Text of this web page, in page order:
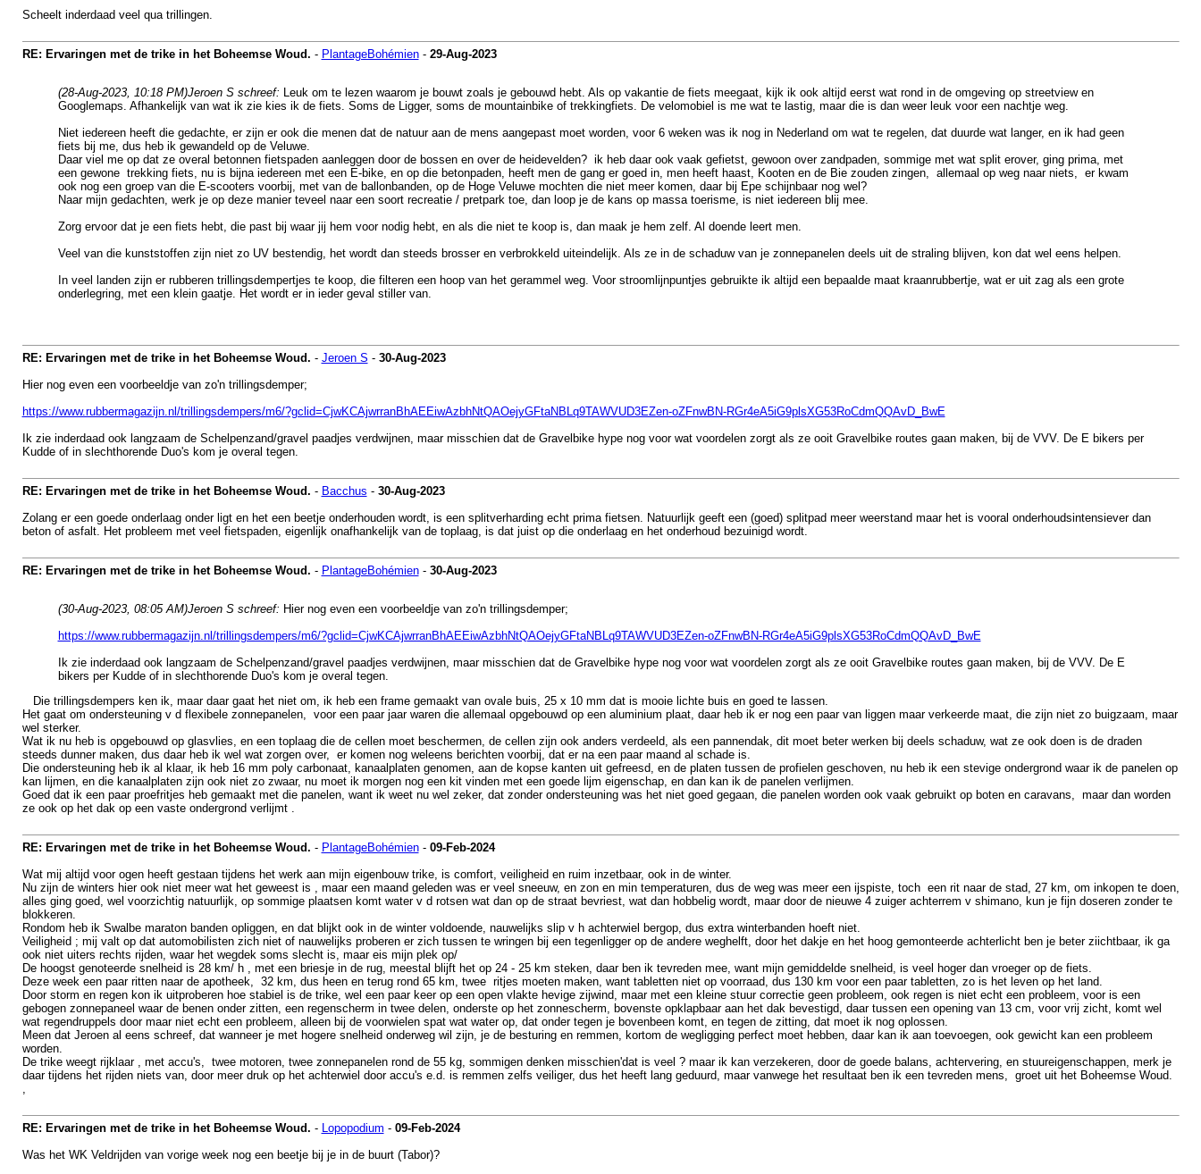
Scheelt inderdaad veel qua trillingen.
RE: Ervaringen met de trike in het Boheemse Woud. - PlantageBohémien- 29-Aug-2023
(28-Aug-2023, 10:18 PM)Jeroen S schreef: Leuk om te lezen waarom je bouwt zoals je gebouwd hebt. Als op vakantie de fiets meegaat, kijk ik ook altijd eerst wat rond in de omgeving op streetview en
Googlemaps. Afhankelijk van wat ik zie kies ik de fiets. Soms de Ligger, soms de mountainbike of trekkingfiets. De velomobiel is me wat te lastig, maar die is dan weer leuk voor een nachtje weg.
Niet iedereen heeft die gedachte, er zijn er ook die menen dat de natuur aan de mens aangepast moet worden, voor 6 weken was ik nog in Nederland om wat te regelen, dat duurde wat langer, en ik had geen
fiets bij me, dus heb ik gewandeld op de Veluwe.
Daar viel me op dat ze overal betonnen fietspaden aanleggen door de bossen en over de heidevelden? ik heb daar ook vaak gefietst, gewoon over zandpaden, sommige met wat split erover, ging prima, met
een gewone trekking fiets, nu is bijna iedereen met een E-bike, en op die betonpaden, heeft men de gang er goed in, men heeft haast, Kooten en de Bie zouden zingen, allemaal op weg naar niets, er kwam
ook nog een groep van die E-scooters voorbij, met van de ballonbanden, op de Hoge Veluwe mochten die niet meer komen, daar bij Epe schijnbaar nog wel?
Naar mijn gedachten, werk je op deze manier teveel naar een soort recreatie / pretpark toe, dan loop je de kans op massa toerisme, is niet iedereen blij mee.
Zorg ervoor dat je een fiets hebt, die past bij waar jij hem voor nodig hebt, en als die niet te koop is, dan maak je hem zelf. Al doende leert men.
Veel van die kunststoffen zijn niet zo UV bestendig, het wordt dan steeds brosser en verbrokkeld uiteindelijk. Als ze in de schaduw van je zonnepanelen deels uit de straling blijven, kon dat wel eens helpen.
In veel landen zijn er rubberen trillingsdempertjes te koop, die filteren een hoop van het gerammel weg. Voor stroomlijnpuntjes gebruikte ik altijd een bepaalde maat kraanrubbertje, wat er uit zag als een grote
onderlegring, met een klein gaatje. Het wordt er in ieder geval stiller van.
RE: Ervaringen met de trike in het Boheemse Woud. - Jeroen S - 30-Aug-2023
Hier nog even een voorbeeldje van zo'n trillingsdemper;
https://www.rubbermagazijn.nl/trillingsdempers/m6/?gclid=CjwKCAjwrranBhAEEiwAzbhNtQAOejyGFtaNBLq9TAWVUD3EZen-oZFnwBN-RGr4eA5iG9plsXG53RoCdmQQAvD_BwE
Ik zie inderdaad ook langzaam de Schelpenzand/gravel paadjes verdwijnen, maar misschien dat de Gravelbike hype nog voor wat voordelen zorgt als ze ooit Gravelbike routes gaan maken, bij de VVV. De E bikers per
Kudde of in slechthorende Duo's kom je overal tegen.
RE: Ervaringen met de trike in het Boheemse Woud. - Bacchus - 30-Aug-2023
Zolang er een goede onderlaag onder ligt en het een beetje onderhouden wordt, is een splitverharding echt prima fietsen. Natuurlijk geeft een (goed) splitpad meer weerstand maar het is vooral onderhoudsintensiever dan
beton of asfalt. Het probleem met veel fietspaden, eigenlijk onafhankelijk van de toplaag, is dat juist op die onderlaag en het onderhoud bezuinigd wordt.
RE: Ervaringen met de trike in het Boheemse Woud. - PlantageBohémien- 30-Aug-2023
(30-Aug-2023, 08:05 AM)Jeroen S schreef: Hier nog even een voorbeeldje van zo'n trillingsdemper;
https://www.rubbermagazijn.nl/trillingsdempers/m6/?gclid=CjwKCAjwrranBhAEEiwAzbhNtQAOejyGFtaNBLq9TAWVUD3EZen-oZFnwBN-RGr4eA5iG9plsXG53RoCdmQQAvD_BwE
Ik zie inderdaad ook langzaam de Schelpenzand/gravel paadjes verdwijnen, maar misschien dat de Gravelbike hype nog voor wat voordelen zorgt als ze ooit Gravelbike routes gaan maken, bij de VVV. De E
bikers per Kudde of in slechthorende Duo's kom je overal tegen.
Die trillingsdempers ken ik, maar daar gaat het niet om, ik heb een frame gemaakt van ovale buis, 25 x 10 mm dat is mooie lichte buis en goed te lassen.
Het gaat om ondersteuning v d flexibele zonnepanelen, voor een paar jaar waren die allemaal opgebouwd op een aluminium plaat, daar heb ik er nog een paar van liggen maar verkeerde maat, die zijn niet zo buigzaam, maar
wel sterker.
Wat ik nu heb is opgebouwd op glasvlies, en een toplaag die de cellen moet beschermen, de cellen zijn ook anders verdeeld, als een pannendak, dit moet beter werken bij deels schaduw, wat ze ook doen is de draden
steeds dunner maken, dus daar heb ik wel wat zorgen over, er komen nog weleens berichten voorbij, dat er na een paar maand al schade is.
Die ondersteuning heb ik al klaar, ik heb 16 mm poly carbonaat, kanaalplaten genomen, aan de kopse kanten uit gefreesd, en de platen tussen de profielen geschoven, nu heb ik een stevige ondergrond waar ik de panelen op
kan lijmen, en die kanaalplaten zijn ook niet zo zwaar, nu moet ik morgen nog een kit vinden met een goede lijm eigenschap, en dan kan ik de panelen verlijmen.
Goed dat ik een paar proefritjes heb gemaakt met die panelen, want ik weet nu wel zeker, dat zonder ondersteuning was het niet goed gegaan, die panelen worden ook vaak gebruikt op boten en caravans, maar dan worden
ze ook op het dak op een vaste ondergrond verlijmt .
RE: Ervaringen met de trike in het Boheemse Woud. - PlantageBohémien- 09-Feb-2024
Wat mij altijd voor ogen heeft gestaan tijdens het werk aan mijn eigenbouw trike, is comfort, veiligheid en ruim inzetbaar, ook in de winter.
Nu zijn de winters hier ook niet meer wat het geweest is , maar een maand geleden was er veel sneeuw, en zon en min temperaturen, dus de weg was meer een ijspiste, toch een rit naar de stad, 27 km, om inkopen te doen,
alles ging goed, wel voorzichtig natuurlijk, op sommige plaatsen komt water v d rotsen wat dan op de straat bevriest, wat dan hobbelig wordt, maar door de nieuwe 4 zuiger achterrem v shimano, kun je fijn doseren zonder te
blokkeren.
Rondom heb ik Swalbe maraton banden opliggen, en dat blijkt ook in de winter voldoende, nauwelijks slip v h achterwiel bergop, dus extra winterbanden hoeft niet.
Veiligheid ; mij valt op dat automobilisten zich niet of nauwelijks proberen er zich tussen te wringen bij een tegenligger op de andere weghelft, door het dakje en het hoog gemonteerde achterlicht ben je beter ziichtbaar, ik ga
ook niet uiters rechts rijden, waar het wegdek soms slecht is, maar eis mijn plek op/
De hoogst genoteerde snelheid is 28 km/ h , met een briesje in de rug, meestal blijft het op 24 - 25 km steken, daar ben ik tevreden mee, want mijn gemiddelde snelheid, is veel hoger dan vroeger op de fiets.
Deze week een paar ritten naar de apotheek, 32 km, dus heen en terug rond 65 km, twee ritjes moeten maken, want tabletten niet op voorraad, dus 130 km voor een paar tabletten, zo is het leven op het land.
Door storm en regen kon ik uitproberen hoe stabiel is de trike, wel een paar keer op een open vlakte hevige zijwind, maar met een kleine stuur correctie geen probleem, ook regen is niet echt een probleem, voor is een
gebogen zonnepaneel waar de benen onder zitten, een regenscherm in twee delen, onderste op het zonnescherm, bovenste opklapbaar aan het dak bevestigd, daar tussen een opening van 13 cm, voor vrij zicht, komt wel
wat regendruppels door maar niet echt een probleem, alleen bij de voorwielen spat wat water op, dat onder tegen je bovenbeen komt, en tegen de zitting, dat moet ik nog oplossen.
Meen dat Jeroen al eens schreef, dat wanneer je met hogere snelheid onderweg wil zijn, je de besturing en remmen, kortom de wegligging perfect moet hebben, daar kan ik aan toevoegen, ook gewicht kan een probleem
worden.
De trike weegt rijklaar , met accu's, twee motoren, twee zonnepanelen rond de 55 kg, sommigen denken misschien'dat is veel ? maar ik kan verzekeren, door de goede balans, achtervering, en stuureigenschappen, merk je
daar tijdens het rijden niets van, door meer druk op het achterwiel door accu's e.d. is remmen zelfs veiliger, dus het heeft lang geduurd, maar vanwege het resultaat ben ik een tevreden mens, groet uit het Boheemse Woud.
,
RE: Ervaringen met de trike in het Boheemse Woud. - Lopopodium - 09-Feb-2024
Was het WK Veldrijden van vorige week nog een beetje bij je in de buurt (Tabor)?